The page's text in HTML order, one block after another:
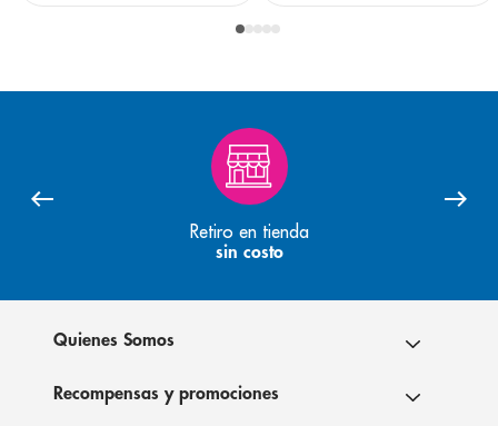
Retiro en tienda
sin costo
Quienes Somos
Recompensas y promociones